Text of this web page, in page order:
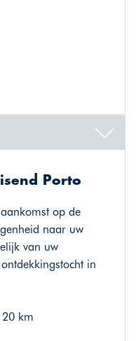
Porto
op de
naar uw
van uw
in
20 km